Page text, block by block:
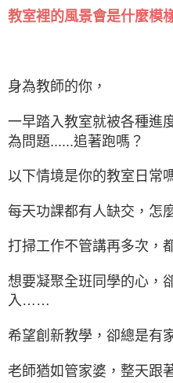
教室裡的風景會是什麼模
身為教師的你，
一早踏入教室就被各種進
為問題......追著跑嗎？
以下情境是你的教室日常
每天功課都有人缺交，
打掃工作不管講再多次
想要凝聚全班同學的心，
入……
希望創新教學，卻總是
老師猶如管家婆，整天跟